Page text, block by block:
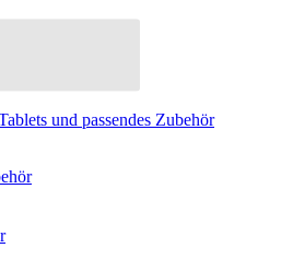
und passendes Zubehör